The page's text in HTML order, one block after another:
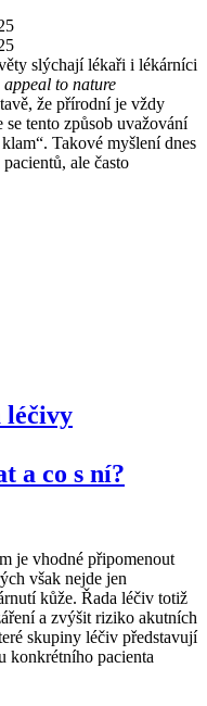
slýchají lékaři i lékárníci
appeal to nature
že přírodní je vždy
tento způsob uvažování
Takové myšlení dnes
ale často
léčivy
a co s ní?
je vhodné připomenout
však nejde jen
kůže. Řada léčiv totiž
a zvýšit riziko akutních
skupiny léčiv představují
konkrétního pacienta